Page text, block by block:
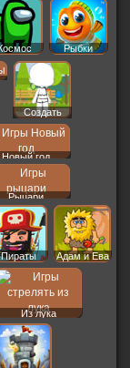
Космос Рыбки
Создать
Пер
Новый год
Рыцари
Пираты
Адам и Ева
Из лука